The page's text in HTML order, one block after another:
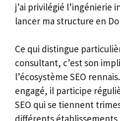
j’ai privilégié l’ingénierie
lancer ma structure en
Ce qui distingue
consultant, c’est son
l’écosystème SEO
engagé, il participe
SEO qui se tiennent